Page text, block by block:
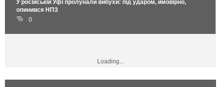
У російській Уфі пролунали вибухи: під ударом, ймовірно,
опинився НПЗ
0
Loading...